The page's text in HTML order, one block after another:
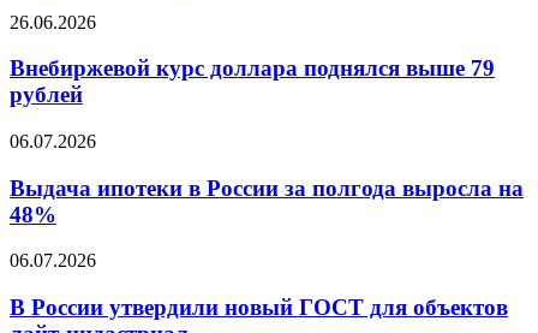
пишут
Внебиржевой
доллара
поднялся
выше
рублей
26.06.2026
Внебиржевой курс доллара поднялся выше 79
рублей
Выдача
в
России
за
выросла
48%
06.07.2026
Выдача ипотеки в России за полгода выросла на
48%
В
утвердили
новый
06.07.2026
В России утвердили новый ГОСТ для объектов